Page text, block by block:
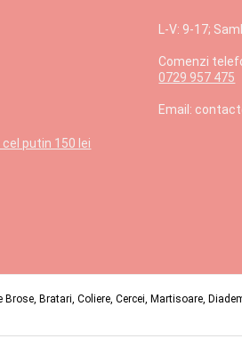
putin 150 lei
L-V: 9-17;
Comenzi
0729 957 475
Email:
Bratari, Coliere, Cercei, Martisoare,